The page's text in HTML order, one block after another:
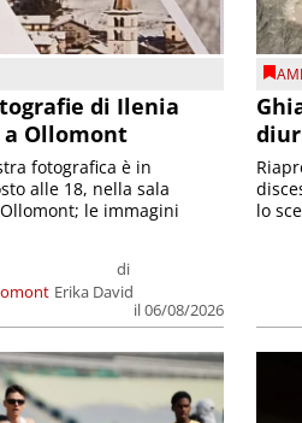
di Ilenia
Ollomont
di
Erika David
il 06/08/2026
fotografica è in
alle 18, nella sala
le immagini
lo